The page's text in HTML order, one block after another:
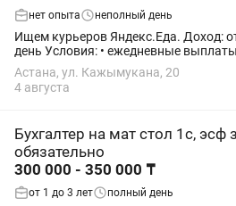
нет опыта неполный день
Ищем курьеров Яндекс.Еда. Доход: от 15 000 до 30 000 тг в
день Условия: • ежедневные выплаты; • свободный график; •
без опыта; • можно совмещать с
приходят рядом с...
Астана, ул. Кажымукана, 20
4 августа
Бухгалтер на мат стол 1с, эсф
обязательно
300 000 - 350 000 ₸
от 1 до 3 лет полный день